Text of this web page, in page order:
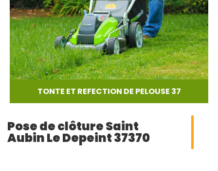
TONTE ET REFECTION DE PELOUSE 37
Pose de clôture Saint
Aubin Le Depeint 37370